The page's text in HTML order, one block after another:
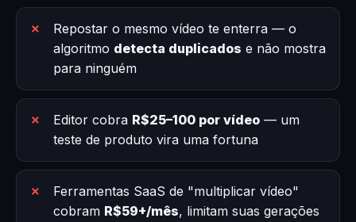
Repostar o mesmo vídeo te enterra — o
algoritmo detecta duplicados e não mostra
para ninguém
Editor cobra R$25–100 por vídeo — um
teste de produto vira uma fortuna
Ferramentas SaaS de "multiplicar vídeo"
cobram R$59+/mês, limitam suas gerações